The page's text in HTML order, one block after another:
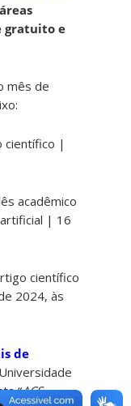
gratuito e
mês de
científico |
acadêmico
| 16
científico
2024, às
de
“ACS